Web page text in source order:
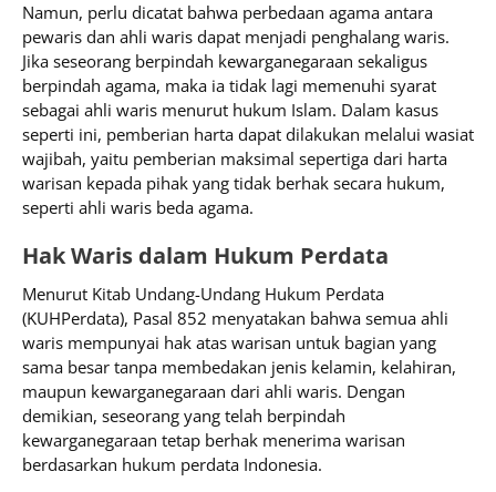
Namun, perlu dicatat bahwa perbedaan agama antara
pewaris dan ahli waris dapat menjadi penghalang waris.
Jika seseorang berpindah kewarganegaraan sekaligus
berpindah agama, maka ia tidak lagi memenuhi syarat
sebagai ahli waris menurut hukum Islam. Dalam kasus
seperti ini, pemberian harta dapat dilakukan melalui wasiat
wajibah, yaitu pemberian maksimal sepertiga dari harta
warisan kepada pihak yang tidak berhak secara hukum,
seperti ahli waris beda agama.
Hak Waris dalam Hukum Perdata
Menurut Kitab Undang-Undang Hukum Perdata
(KUHPerdata), Pasal 852 menyatakan bahwa semua ahli
waris mempunyai hak atas warisan untuk bagian yang
sama besar tanpa membedakan jenis kelamin, kelahiran,
maupun kewarganegaraan dari ahli waris. Dengan
demikian, seseorang yang telah berpindah
kewarganegaraan tetap berhak menerima warisan
berdasarkan hukum perdata Indonesia.